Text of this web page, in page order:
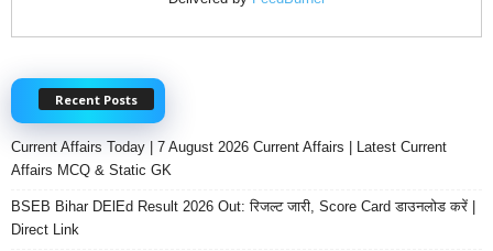
Recent Posts
Current Affairs Today | 7 August 2026 Current Affairs | Latest Current
Affairs MCQ & Static GK
BSEB Bihar DElEd Result 2026 Out: रिजल्ट जारी, Score Card डाउनलोड करें |
Direct Link